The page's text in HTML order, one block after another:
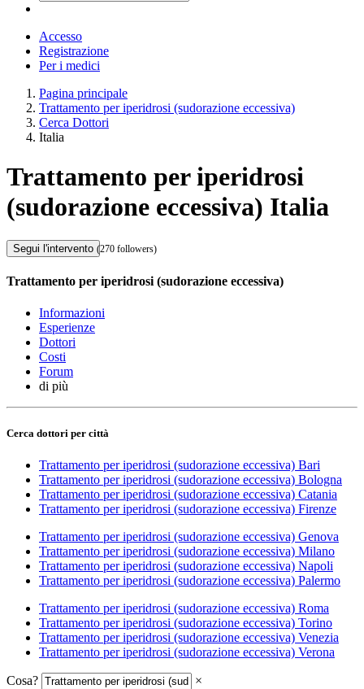
Accesso
Registrazione
Per i medici
Pagina principale
Trattamento per iperidrosi (sudorazione eccessiva)
Cerca Dottori
Italia
Trattamento per iperidrosi
(sudorazione eccessiva) Italia
Segui l'intervento (270 followers)
Trattamento per iperidrosi (sudorazione eccessiva)
Informazioni
Esperienze
Dottori
Costi
Forum
di più
Cerca dottori per città
Trattamento per iperidrosi (sudorazione eccessiva) Bari
Trattamento per iperidrosi (sudorazione eccessiva) Bologna
Trattamento per iperidrosi (sudorazione eccessiva) Catania
Trattamento per iperidrosi (sudorazione eccessiva) Firenze
Trattamento per iperidrosi (sudorazione eccessiva) Genova
Trattamento per iperidrosi (sudorazione eccessiva) Milano
Trattamento per iperidrosi (sudorazione eccessiva) Napoli
Trattamento per iperidrosi (sudorazione eccessiva) Palermo
Trattamento per iperidrosi (sudorazione eccessiva) Roma
Trattamento per iperidrosi (sudorazione eccessiva) Torino
Trattamento per iperidrosi (sudorazione eccessiva) Venezia
Trattamento per iperidrosi (sudorazione eccessiva) Verona
Cosa?
×